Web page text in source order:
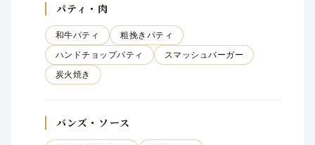
パティ・肉
和牛パティ
粗挽きパティ
ハンドチョップパティ
スマッシュバーガー
炭火焼き
バンズ・ソース